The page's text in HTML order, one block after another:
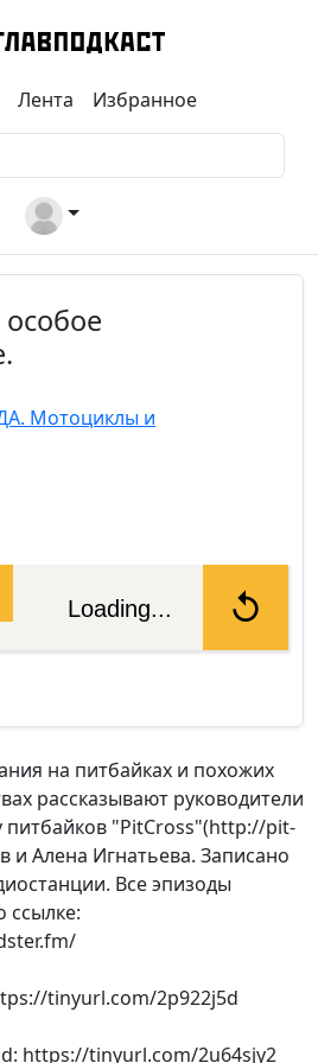
Лента Избранное
Мотоциклы и
Loading...
на питбайках и похожих
рассказывают руководители
питбайков "PitCross"(http://pit-
и Алена Игнатьева. Записано
Все эпизоды
ссылке:
tinyurl.com/2p922j5d
https://tinyurl.com/2u64sjy2